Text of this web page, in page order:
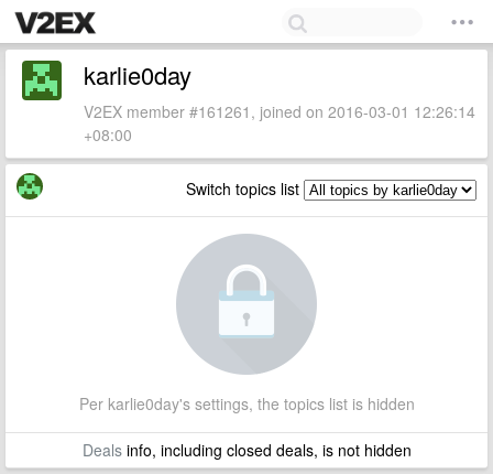
karlie0day
V2EX member #161261, joined on 2016-03-01 12:26:14
+08:00
Switch topics list
Per karlie0day's settings, the topics list is hidden
Dealsinfo, including closed deals, is not hidden